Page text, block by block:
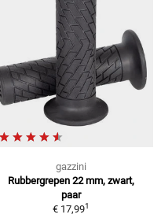
gazzini
Rubbergrepen 22 mm, zwart,
paar
€ 17,991